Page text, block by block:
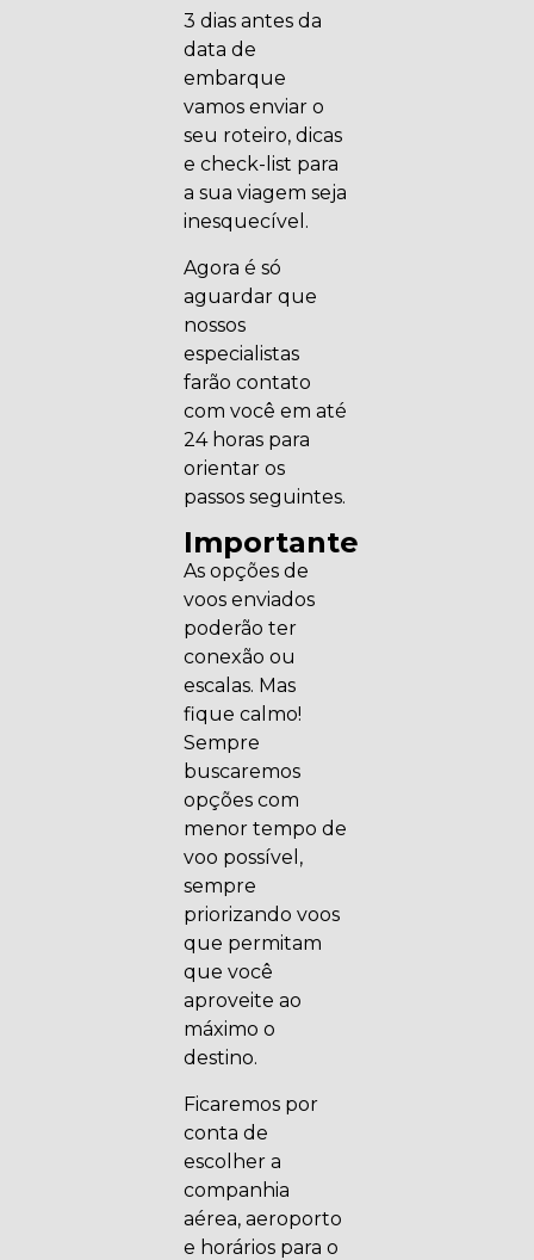
3 dias antes da
data de
embarque
vamos enviar o
seu roteiro, dicas
e check-list para
a sua viagem seja
inesquecível.
Agora é só
aguardar que
nossos
especialistas
farão contato
com você em até
24 horas para
orientar os
passos seguintes.
Importante
As opções de
voos enviados
poderão ter
conexão ou
escalas. Mas
fique calmo!
Sempre
buscaremos
opções com
menor tempo de
voo possível,
sempre
priorizando voos
que permitam
que você
aproveite ao
máximo o
destino.
Ficaremos por
conta de
escolher a
companhia
aérea, aeroporto
e horários para o